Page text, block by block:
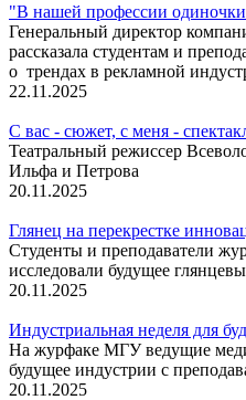
"В нашей профессии
Генеральный директор
рассказала студентам и
о трендах в рекламной
22.11.2025
С вас - сюжет, с меня -
Театральный режиссер
Ильфа и Петрова
20.11.2025
Глянец на перекрестке
Студенты и преподаватели
исследовали будущее
20.11.2025
Индустриальная неделя для
На журфаке МГУ ведущие
будущее индустрии с
20.11.2025